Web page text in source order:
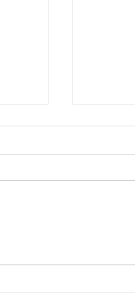
tu